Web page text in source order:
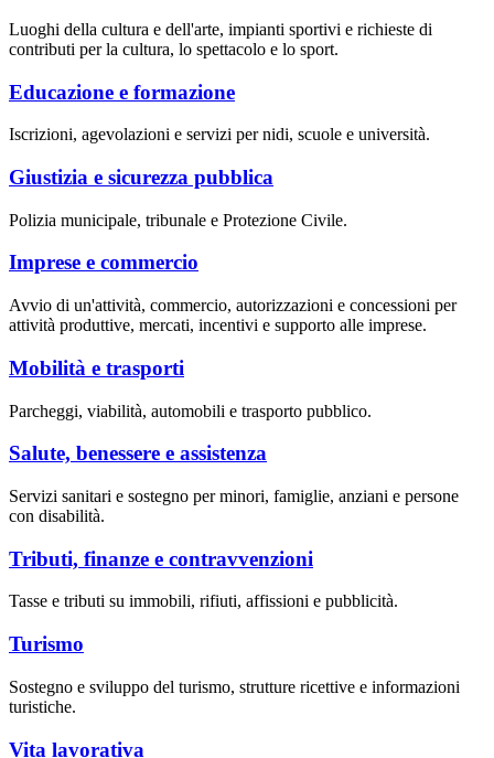
Luoghi della cultura e dell'arte, impianti sportivi e richieste di
contributi per la cultura, lo spettacolo e lo sport.
Educazione e formazione
Iscrizioni, agevolazioni e servizi per nidi, scuole e università.
Giustizia e sicurezza pubblica
Polizia municipale, tribunale e Protezione Civile.
Imprese e commercio
Avvio di un'attività, commercio, autorizzazioni e concessioni per
attività produttive, mercati, incentivi e supporto alle imprese.
Mobilità e trasporti
Parcheggi, viabilità, automobili e trasporto pubblico.
Salute, benessere e assistenza
Servizi sanitari e sostegno per minori, famiglie, anziani e persone
con disabilità.
Tributi, finanze e contravvenzioni
Tasse e tributi su immobili, rifiuti, affissioni e pubblicità.
Turismo
Sostegno e sviluppo del turismo, strutture ricettive e informazioni
turistiche.
Vita lavorativa